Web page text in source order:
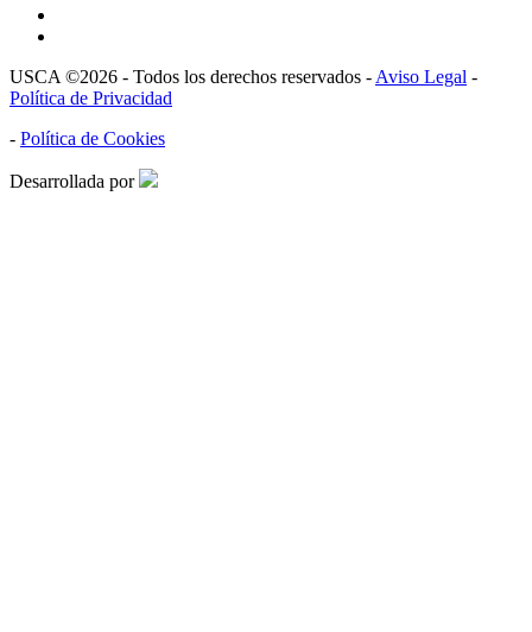
USCA ©2026 - Todos los derechos reservados - Aviso Legal -
Política de Privacidad
- Política de Cookies
Desarrollada por